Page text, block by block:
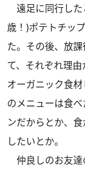
遠足に同行した
歳！)ポテトチッ
た。その後、放
て、それぞれ理由
オーガニック食
のメニューは食
ンだからとか、
したいとか。
仲良しのお友達